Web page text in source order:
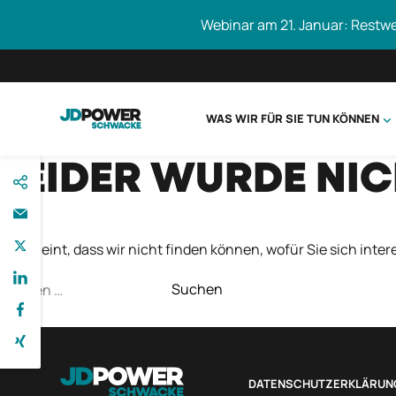
zum
Inhalt
Webinar am 21. Januar:
WAS WIR FÜR SIE TUN KÖNNEN
Schwacke
LEIDER WURDE
Es scheint, dass wir nicht finden können, wofür Sie sich
Suchen
nach: